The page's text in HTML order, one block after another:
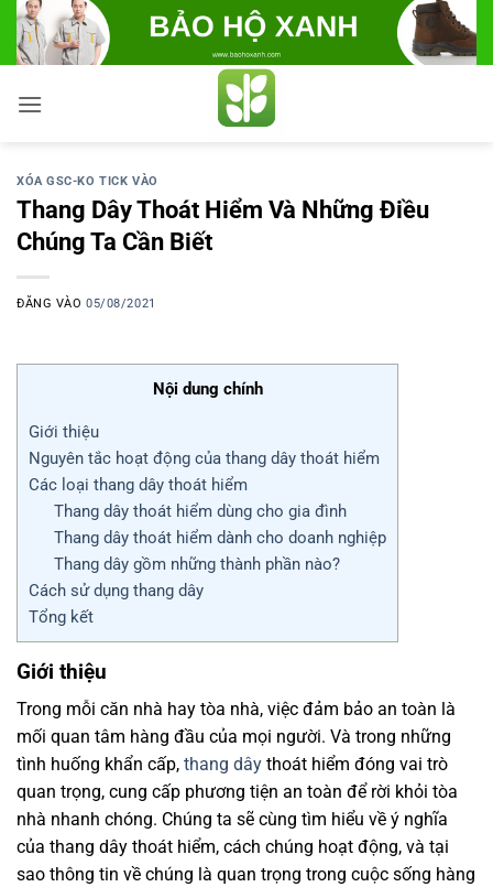
Bỏ
qua
nội
dung
XÓA GSC-KO TICK VÀO
Thang Dây Thoát Hiểm Và Những Điều
Chúng Ta Cần Biết
ĐĂNG VÀO05/08/2021
Nội dung chính
Giới thiệu
Nguyên tắc hoạt động của thang dây thoát hiểm
Các loại thang dây thoát hiểm
Thang dây thoát hiểm dùng cho gia đình
Thang dây thoát hiểm dành cho doanh nghiệp
Thang dây gồm những thành phần nào?
Cách sử dụng thang dây
Tổng kết
Giới thiệu
Trong mỗi căn nhà hay tòa nhà, việc đảm bảo an toàn là
mối quan tâm hàng đầu của mọi người. Và trong những
tình huống khẩn cấp, thang dây thoát hiểm đóng vai trò
quan trọng, cung cấp phương tiện an toàn để rời khỏi tòa
nhà nhanh chóng. Chúng ta sẽ cùng tìm hiểu về ý nghĩa
của thang dây thoát hiểm, cách chúng hoạt động, và tại
sao thông tin về chúng là quan trọng trong cuộc sống hàng